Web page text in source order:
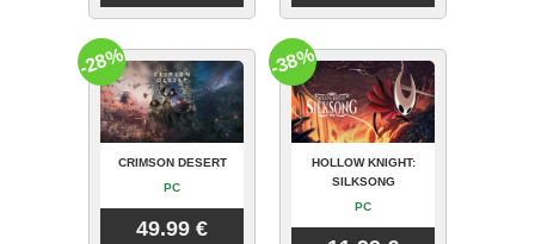
CRIMSON DESERT
PC
49.99 €
-28%
HOLLOW KNIGHT:
SILKSONG
PC
-38%